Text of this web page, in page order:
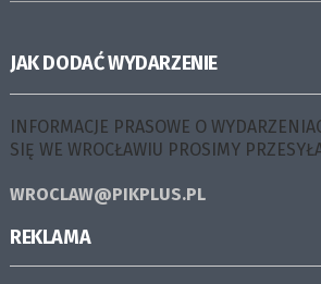
JAK DODAĆ WYDARZENIE
INFORMACJE PRASOWE O
SIĘ WE WROCŁAWIU PROSIMY
WROCLAW@PIKPLUS.PL
REKLAMA